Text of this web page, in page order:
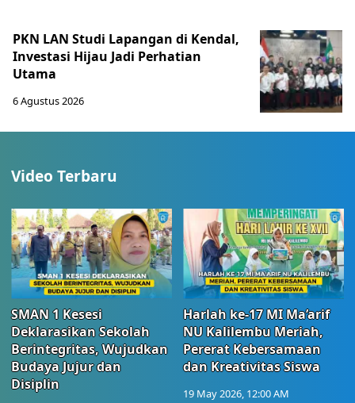
PKN LAN Studi Lapangan di Kendal,
Investasi Hijau Jadi Perhatian
Utama
6 Agustus 2026
Video Terbaru
SMAN 1 Kesesi
Deklarasikan Sekolah
Berintegritas, Wujudkan
Budaya Jujur dan
Disiplin
Harlah ke-17 MI Ma’arif
NU Kalilembu Meriah,
Pererat Kebersamaan
dan Kreativitas Siswa
19 May 2026, 12:00 AM